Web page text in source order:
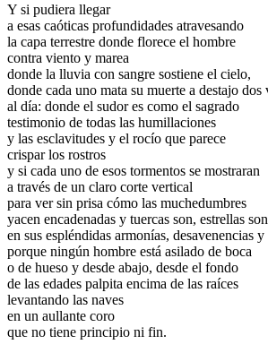
Y si pudiera llegar
a esas caóticas profundidades atravesando
la capa terrestre donde florece el hombre
contra viento y marea
donde la lluvia con sangre sostiene el cielo,
donde cada uno mata su muerte a destajo dos
al día: donde el sudor es como el sagrado
testimonio de todas las humillaciones
y las esclavitudes y el rocío que parece
crispar los rostros
y si cada uno de esos tormentos se mostraran
a través de un claro corte vertical
para ver sin prisa cómo las muchedumbres
yacen encadenadas y tuercas son, estrellas son
en sus espléndidas armonías, desavenencias y
porque ningún hombre está asilado de boca
o de hueso y desde abajo, desde el fondo
de las edades palpita encima de las raíces
levantando las naves
en un aullante coro
que no tiene principio ni fin.